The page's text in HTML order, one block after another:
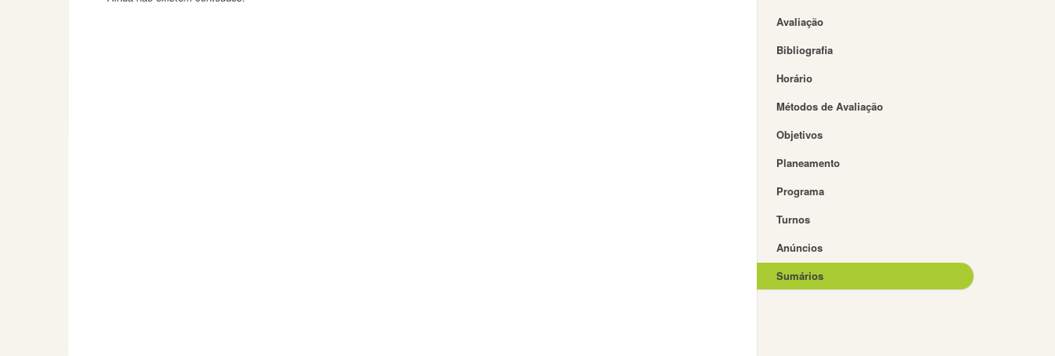
Avaliação
Bibliografia
Horário
Métodos de Avaliação
Objetivos
Planeamento
Programa
Turnos
Anúncios
Sumários